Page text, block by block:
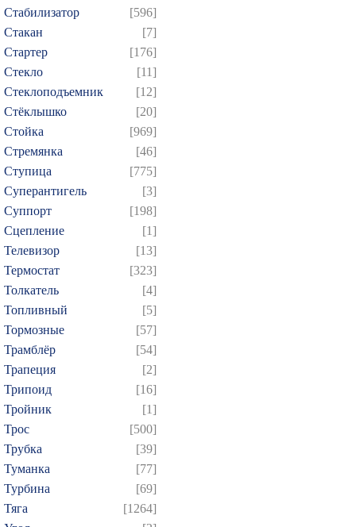
Стабилизатор
[596]
Стакан
[7]
Стартер
[176]
Стекло
[11]
Стеклоподъемник
[12]
Стёклышко
[20]
Стойка
[969]
Стремянка
[46]
Ступица
[775]
Суперантигель
[3]
Суппорт
[198]
Сцепление
[1]
Телевизор
[13]
Термостат
[323]
Толкатель
[4]
Топливный
[5]
Тормозные
[57]
Трамблёр
[54]
Трапеция
[2]
Трипоид
[16]
Тройник
[1]
Трос
[500]
Трубка
[39]
Туманка
[77]
Турбина
[69]
Тяга
[1264]